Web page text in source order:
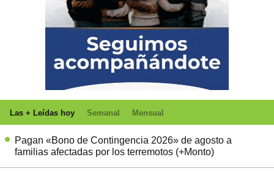
Las + Leídas hoy Semanal Mensual
Pagan «Bono de Contingencia 2026» de agosto a
familias afectadas por los terremotos (+Monto)